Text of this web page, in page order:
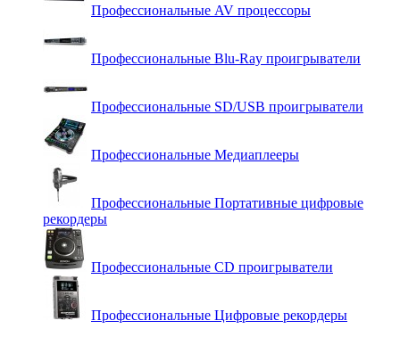
Профессиональные AV процессоры
Профессиональные Blu-Ray проигрыватели
Профессиональные SD/USB проигрыватели
Профессиональные Медиаплееры
Профессиональные Портативные цифровые
рекордеры
Профессиональные СD проигрыватели
Профессиональные Цифровые рекордеры